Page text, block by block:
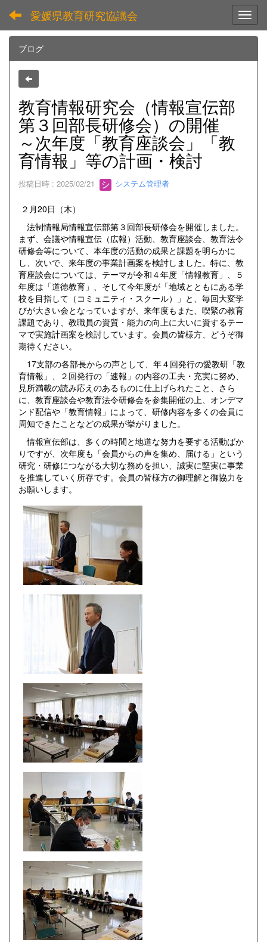
愛媛県教育研究協議会
ブログ
教育情報研究会（情報宣伝部
第３回部長研修会）の開催
～次年度「教育座談会」「教
育情報」等の計画・検討
投稿日時 : 2025/02/21 システム管理者
２月20日（木）
法制情報局情報宣伝部第３回部長研修会を開催しました。
まず、会議や情報宣伝（広報）活動、教育座談会、教育法令
研修会等について、本年度の活動の成果と課題を明らかに
し、次いで、来年度の事業計画案を検討しました。特に、教
育座談会については、テーマが令和４年度「情報教育」、５
年度は「道徳教育」、そして今年度が「地域とともにある学
校を目指して（コミュニティ・スクール）」と、毎回大変学
びが大きい会となっていますが、来年度もまた、喫緊の教育
課題であり、教職員の資質・能力の向上に大いに資するテー
マで実施計画案を検討しています。会員の皆様方、どうぞ御
期待ください。
17支部の各部長からの声として、年４回発行の愛教研「教
育情報」、２回発行の「速報」の内容の工夫・充実に努め、
見所満載の読み応えのあるものに仕上げられたこと、さら
に、教育座談会や教育法令研修会を参集開催の上、オンデマ
ンド配信や「教育情報」によって、研修内容を多くの会員に
周知できたことなどの成果が挙がりました。
情報宣伝部は、多くの時間と地道な努力を要する活動ばか
りですが、次年度も「会員からの声を集め、届ける」という
研究・研修につながる大切な務めを担い、誠実に堅実に事業
を推進していく所存です。会員の皆様方の御理解と御協力を
お願いします。